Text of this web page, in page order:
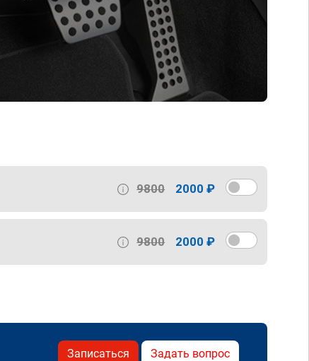
9800 2000 ₽
9800 2000 ₽
Записаться Задать вопрос